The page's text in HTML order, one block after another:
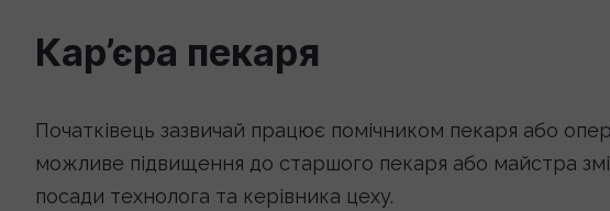
Кар’єра пекаря
Початківець зазвичай працює помічником пекаря або
можливе підвищення до старшого пекаря або майстра
посади технолога та керівника цеху.